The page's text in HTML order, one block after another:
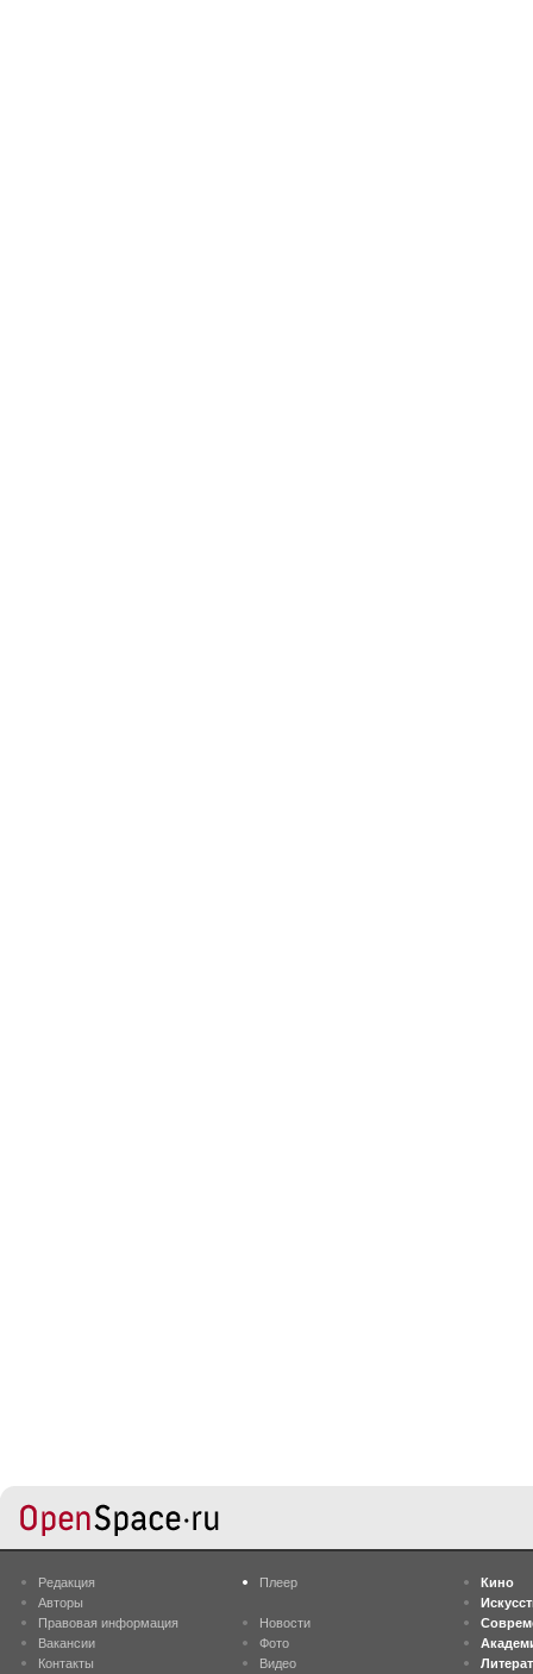
Редакция
Авторы
Правовая информация
Вакансии
Контакты
Плеер
Новости
Фото
Видео
Кино